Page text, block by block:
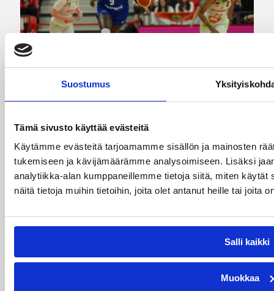
Suostumus
Tämä sivusto käyttää evästeitä
Käytämme evästeitä tarjoamamme sisällön ja mainosten
tukemiseen ja kävijämäärämme analysoimiseen. Lisäksi
analytiikka-alan kumppaneillemme tietoja siitä, miten
näitä tietoja muihin tietoihin, joita olet antanut heille tai joita
Salli kaikki
Muokkaa
Suomalaiset ulkomailla 01.08.2026 08:04
Dallasille tappio
Washingtonissa – Kuier pienet
minuutit aloitusviisikossa
WNBA:ssa Dallas Wings hävisi toisen
peräkkäisen pelinsä, kun Washington Mystics oli
aloitusviisikossa vähän alle viisi minuuttia